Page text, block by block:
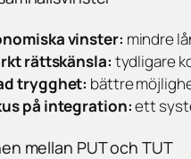
vinster: mindre
rättskänsla: tydligare
trygghet: bättre
på integration:ett
mellan PUT och TUT